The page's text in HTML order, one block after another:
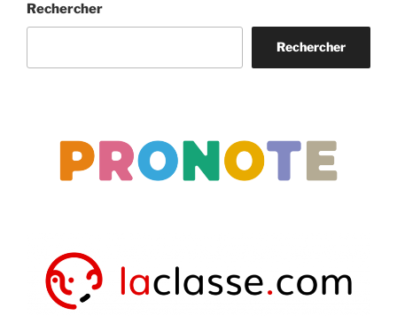
Rechercher
Rechercher